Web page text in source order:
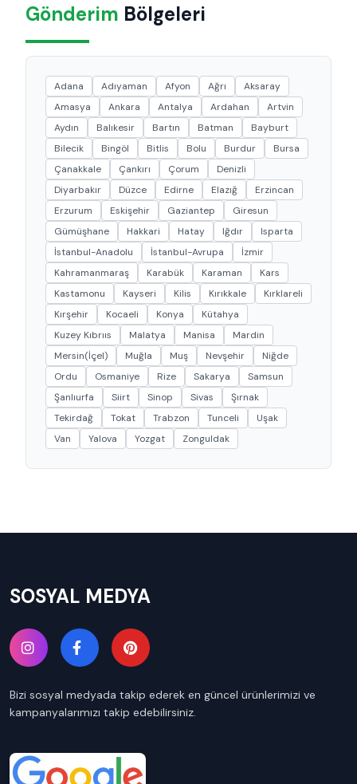
Gönderim Bölgeleri
Adana Adıyaman Afyon Ağrı
Aksaray
Amasya
Ankara Antalya Ardahan
Artvin
Aydın
Balıkesir Bartın Batman
Bayburt
Bilecik
Bingöl Bitlis Bolu Burdur
Bursa
Çanakkale
Çankırı Çorum
Denizli
Diyarbakır
Düzce Edirne Elazığ
Erzincan
Erzurum
Eskişehir Gaziantep
Giresun
Gümüşhane
Hakkari Hatay Iğdır
Isparta
İstanbul-Anadolu
İstanbul-Avrupa
İzmir
Kahramanmaraş
Karabük Karaman
Kars
Kastamonu
Kayseri Kilis Kırıkkale
Kırklareli
Kırşehir
Kocaeli Konya
Kütahya
Kuzey Kıbrııs
Malatya Manisa
Mardin
Mersin(İçel)
Muğla Muş Nevşehir
Niğde
Ordu
Osmaniye Rize Sakarya
Samsun
Şanlıurfa
Siirt Sinop Sivas
Şırnak
Tekirdağ
Tokat Trabzon Tunceli
Uşak
Van
Yalova Yozgat Zonguldak
SOSYAL MEDYA
Bizi sosyal medyada takip ederek en güncel ürünlerimizi ve
kampanyalarımızı takip edebilirsiniz.